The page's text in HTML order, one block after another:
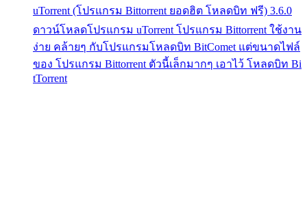
uTorrent (โปรแกรม Bittorrent ยอดฮิต โหลดบิท ฟรี) 3.6.0
ดาวน์โหลดโปรแกรม uTorrent โปรแกรม Bittorrent ใช้งาน
ง่าย คล้ายๆ กับโปรแกรมโหลดบิท BitComet แต่ขนาดไฟล์
ของ โปรแกรม Bittorrent ตัวนี้เล็กมากๆ เอาไว้ โหลดบิท Bi
tTorrent